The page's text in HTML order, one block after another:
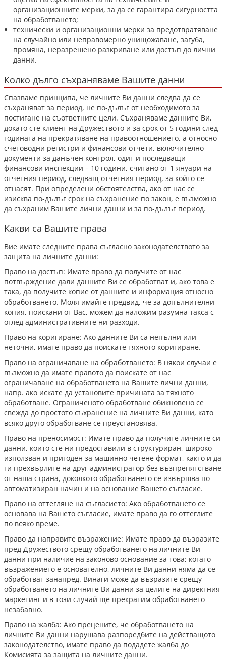
организационните мерки, за да се гарантира сигурността
на обработването;
технически и организационни мерки за предотвратяване
на случайно или неправомерно унищожаване, загуба,
промяна, неразрешено разкриване или достъп до лични
данни.
Колко дълго съхраняваме Вашите данни
Спазваме принципа, че личните Ви данни следва да се
съхраняват за период, не по-дълъг от необходимото за
постигане на съответните цели. Съхраняваме данните Ви,
докато сте клиент на Дружеството и за срок от 5 години след
годината на прекратяване на правоотношението, а относно
счетоводни регистри и финансови отчети, включително
документи за данъчен контрол, одит и последващи
финансови инспекции – 10 години, считано от 1 януари на
отчетния период, следващ отчетния период, за който се
отнасят. При определени обстоятелства, ако от нас се
изисква по-дълъг срок на съхранение по закон, е възможно
да съхраним Вашите лични данни и за по-дълъг период.
Какви са Вашите права
Вие имате следните права съгласно законодателството за
защита на личните данни:
Право на достъп: Имате право да получите от нас
потвърждение дали данните Ви се обработват и, ако това е
така, да получите копие от данните и информация относно
обработването. Моля имайте предвид, че за допълнителни
копия, поискани от Вас, можем да наложим разумна такса с
оглед административните ни разходи.
Право на коригиране: Ако данните Ви са непълни или
неточни, имате право да поискате тяхното коригиране.
Право на ограничаване на обработването: В някои случаи е
възможно да имате правото да поискате от нас
ограничаване на обработването на Вашите лични данни,
напр. ако искате да установите причината за тяхното
обработване. Ограниченото обработване обикновено се
свежда до простото съхранение на личните Ви данни, като
всяко друго обработване се преустановява.
Право на преносимост: Имате право да получите личните си
данни, които сте ни предоставили в структуриран, широко
използван и пригоден за машинно четене формат, както и да
ги прехвърлите на друг администратор без възпрепятстване
от наша страна, доколкото обработването се извършва по
автоматизиран начин и на основание Вашето съгласие.
Право на оттегляне на съгласието: Ако обработването се
основава на Вашето съгласие, имате право да го оттеглите
по всяко време.
Право да направите възражение: Имате право да възразите
пред Дружеството срещу обработването на личните Ви
данни при наличие на законово основание за това; когато
възражението е основателно, личните Ви данни няма да се
обработват занапред. Винаги може да възразите срещу
обработването на личните Ви данни за целите на директния
маркетинг и в този случай ще прекратим обработването
незабавно.
Право на жалба: Ако прецените, че обработването на
личните Ви данни нарушава разпоредбите на действащото
законодателство, имате право да подадете жалба до
Комисията за защита на личните данни.